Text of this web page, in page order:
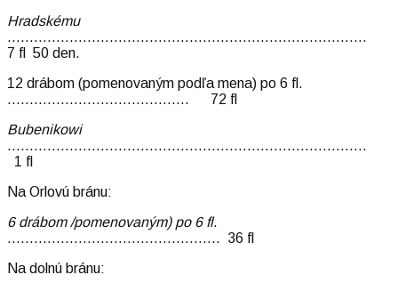
Hradskému
………………………………………………………………………
7 fl 50 den.
12 drábom (pomenovaným podľa mena) po 6 fl.
………………………………….. 72 fl
Bubenikowi
………………………………………………………………………
1 fl
Na Orlovú bránu:
6 drábom /pomenovaným) po 6 fl.
………………………………………… 36 fl
Na dolnú bránu: